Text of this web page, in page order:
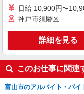
ィブ支給(規定
有）
キープ
日給 10,900円〜
神戸市須磨区
詳細を見る
このお仕事に関連
富山市のアルバイト・バイ